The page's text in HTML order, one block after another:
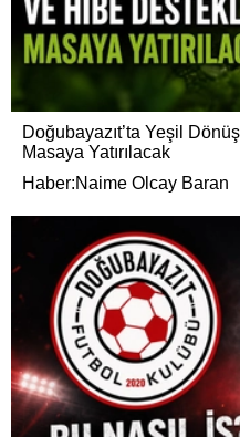
Doğubayazıt’ta Yeşil
Masaya Yatırılacak
Haber:Naime Olcay Baran